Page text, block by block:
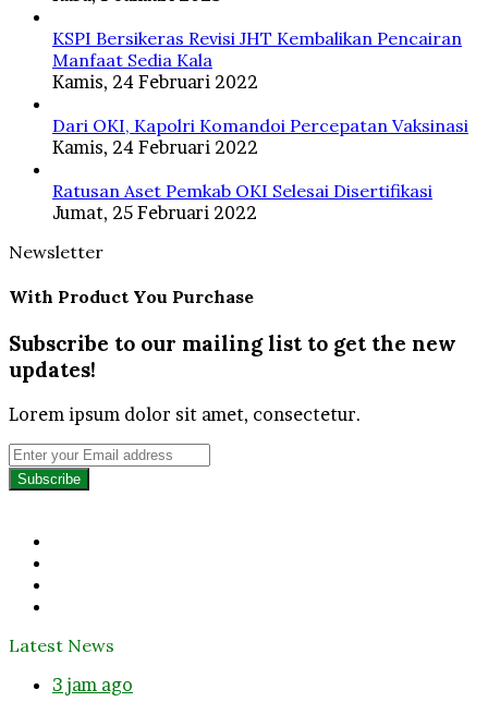
KSPI Bersikeras Revisi JHT Kembalikan Pencairan
Manfaat Sedia Kala
Kamis, 24 Februari 2022
Dari OKI, Kapolri Komandoi Percepatan Vaksinasi
Kamis, 24 Februari 2022
Ratusan Aset Pemkab OKI Selesai Disertifikasi
Jumat, 25 Februari 2022
Newsletter
With Product You Purchase
Subscribe to our mailing list to get the new
updates!
Lorem ipsum dolor sit amet, consectetur.
Enter
your
Email
Latest News
3 jam ago